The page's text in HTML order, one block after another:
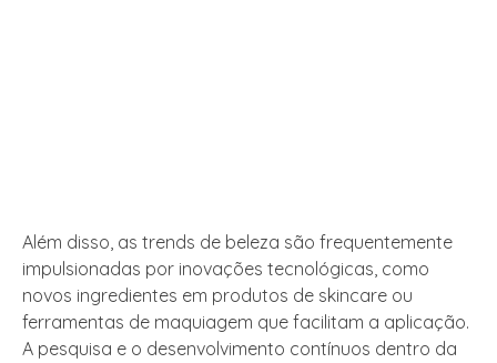
Além disso, as trends de beleza são frequentemente
impulsionadas por inovações tecnológicas, como
novos ingredientes em produtos de skincare ou
ferramentas de maquiagem que facilitam a aplicação.
A pesquisa e o desenvolvimento contínuos dentro da